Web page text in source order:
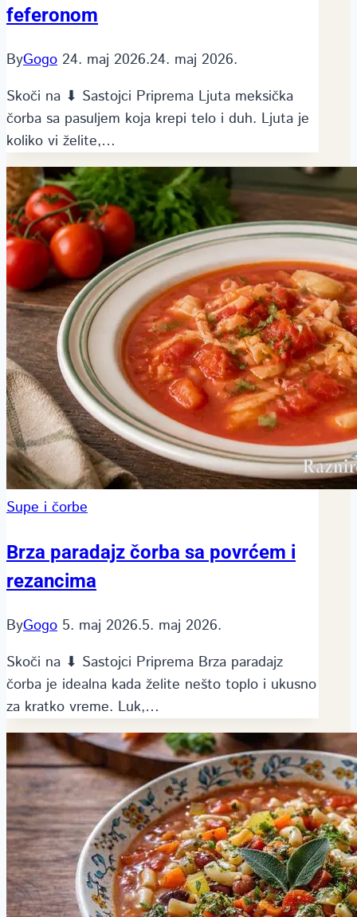
feferonom
ByGogo 24. maj 2026.24. maj 2026.
Skoči na ⬇ Sastojci Priprema Ljuta meksička
čorba sa pasuljem koja krepi telo i duh. Ljuta je
koliko vi želite,…
Supe i čorbe
Brza paradajz čorba sa povrćem i
rezancima
ByGogo 5. maj 2026.5. maj 2026.
Skoči na ⬇ Sastojci Priprema Brza paradajz
čorba je idealna kada želite nešto toplo i ukusno
za kratko vreme. Luk,…